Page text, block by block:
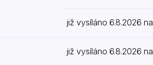
již vysíláno 6.8.2026 na
již vysíláno 6.8.2026 na